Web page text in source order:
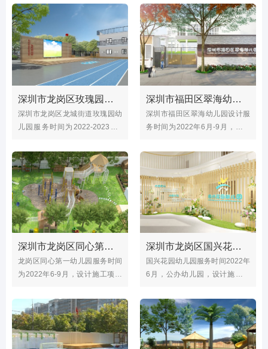
区，木工房，户外水池，种植园
等；和谐家园幼儿园位于深圳市
龙岗区南湾街道深惠路2291号和
谐家园小区内，户外活动面积
1230㎡，今年的户外修缮工程让
幼儿园焕然一新，玩具木工房也
成为了幼儿园的一大亮点。
室，美术室等等；雅景苑幼儿园
是市一级公办幼儿园，办学规模
10个班，2022年设计改造幼儿园
室内教育环境，更好的为孩子提
供了活动场地，可以让孩子在园
所中快乐的成长！
深圳市龙岗区玫瑰园幼儿园（玩具、户外操场）
深圳市龙岗区龙城街道玫瑰园幼
儿园服务时间为2022-2023年9
塑胶跑道，升旗台，沙水池，大
型户外游戏区等等；玫瑰园幼儿
园创办于2011年，位于深圳市龙
岗区龙城街道华业玫瑰郡小区内
深圳市福田区翠海幼儿园（户外大门设计）
深圳市福田区翠海幼儿园设计服
务时间为2022年6月-9月，设计
安室，餐厅，室内整体外墙墙
等；翠海幼儿园位于深圳市福田
区农园路72号，是一所公办幼儿
园
深圳市龙岗区同心第一幼儿园（户外玩具、绿化）
龙岗区同心第一幼儿园服务时间
为2022年6-9月，设计施工项目
户外跑道，户外整体，种植园
等；同心第一幼儿园位于龙岗区
宝龙街道同心社区一鸣路1号
深圳市龙岗区国兴花园幼儿园（室内大厅设计）
国兴花园幼儿园服务时间2022年
6月，公办幼儿园，设计施工项
学室，美术室，会议室等；幼儿
园位于深圳市龙岗区龙岗街道海
航国兴花园幼儿园小区内。